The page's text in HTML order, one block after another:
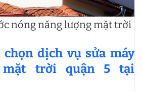
nóng năng lượng mặt trời
chọn dịch vụ sửa máy
mặt trời quận 5 tại